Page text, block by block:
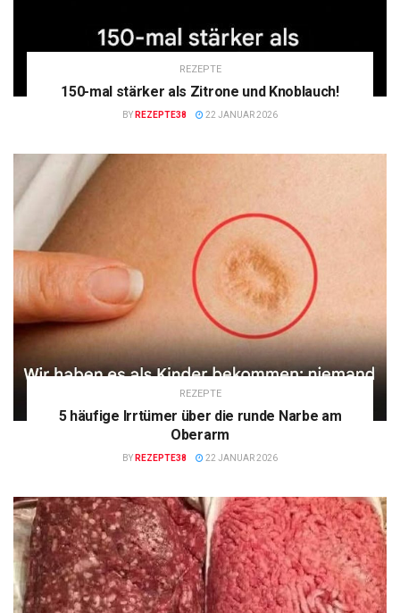
REZEPTE
150-mal stärker als Zitrone und Knoblauch!
BY REZEPTE38 22 JANUAR 2026
REZEPTE
5 häufige Irrtümer über die runde Narbe am
Oberarm
BY REZEPTE38 22 JANUAR 2026